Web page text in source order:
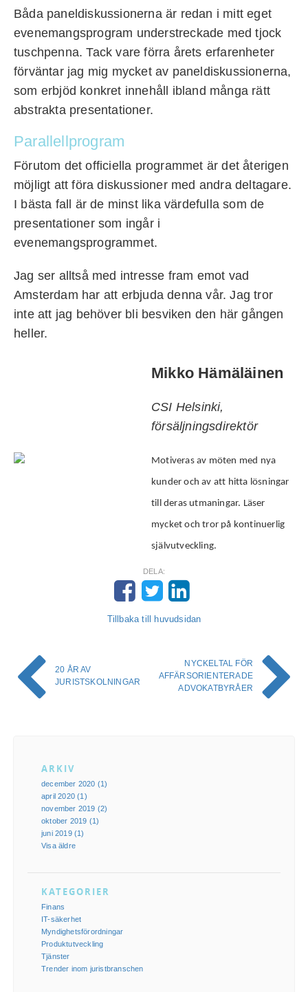
Båda paneldiskussionerna är redan i mitt eget
evenemangsprogram understreckade med tjock
tuschpenna. Tack vare förra årets erfarenheter
förväntar jag mig mycket av paneldiskussionerna,
som erbjöd konkret innehåll ibland många rätt
abstrakta presentationer.
Parallellprogram
Förutom det officiella programmet är det återigen
möjligt att föra diskussioner med andra deltagare.
I bästa fall är de minst lika värdefulla som de
presentationer som ingår i
evenemangsprogrammet.
Jag ser alltså med intresse fram emot vad
Amsterdam har att erbjuda denna vår. Jag tror
inte att jag behöver bli besviken den här gången
heller.
Mikko Hämäläinen
CSI Helsinki,
försäljningsdirektör
Motiveras av möten med nya
kunder och av att hitta lösningar
till deras utmaningar. Läser
mycket och tror på kontinuerlig
självutveckling.
DELA:
Tillbaka till huvudsidan
20 ÅR AV
JURISTSKOLNINGAR
NYCKELTAL FÖR
AFFÄRSORIENTERADE
ADVOKATBYRÅER
ARKIV
december 2020 (1)
april 2020 (1)
november 2019 (2)
oktober 2019 (1)
juni 2019 (1)
Visa äldre
KATEGORIER
Finans
IT-säkerhet
Myndighetsförordningar
Produktutveckling
Tjänster
Trender inom juristbranschen